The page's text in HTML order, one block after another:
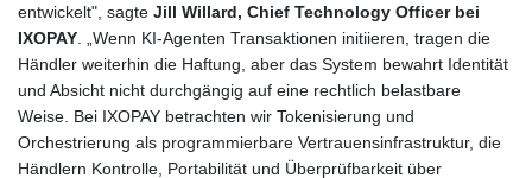
entwickelt", sagte Jill Willard, Chief Technology Officer bei
IXOPAY . „Wenn KI-Agenten Transaktionen initiieren, tragen die
Händler weiterhin die Haftung, aber das System bewahrt Identität
und Absicht nicht durchgängig auf eine rechtlich belastbare
Weise. Bei IXOPAY betrachten wir Tokenisierung und
Orchestrierung als programmierbare Vertrauensinfrastruktur, die
Händlern Kontrolle, Portabilität und Überprüfbarkeit über